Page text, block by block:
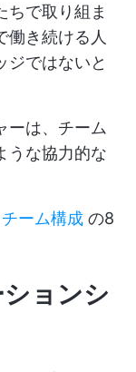
ちで取り組ま
働き続ける人
ジではないと
ーは、チーム
うな協力的な
チーム構成 の8
ョンシ